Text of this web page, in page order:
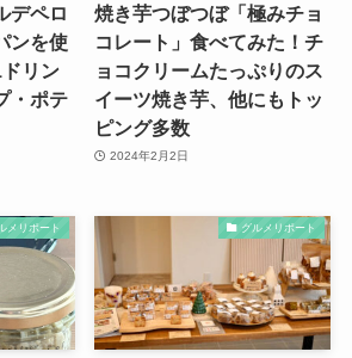
デペロ
ンを使
リン
・ポテ
焼き芋つぼつぼ「極みチョ
コレート」食べてみた！チ
ョコクリームたっぷりのス
イーツ焼き芋、他にもトッ
ピング多数
2024年2月2日
メリポート グルメリポート